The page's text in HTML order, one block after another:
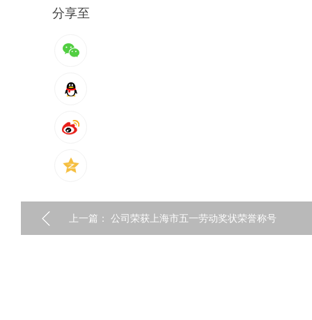
分享至
上一篇： 公司荣获上海市五一劳动奖状荣誉称号